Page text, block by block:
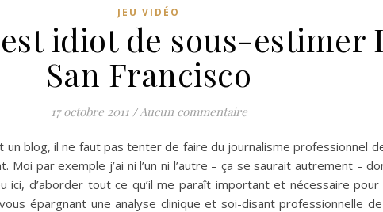
JEU VIDÉO
idiot de sous-estimer
San Francisco
17 octobre 2011 /Aucun commentaire
un blog, il ne faut pas tenter de faire du journalisme professionnel
Moi par exemple j’ai ni l’un ni l’autre – ça se saurait autrement –
ici, d’aborder tout ce qu’il me paraît important et nécessaire
épargnant une analyse clinique et soi-disant professionnelle